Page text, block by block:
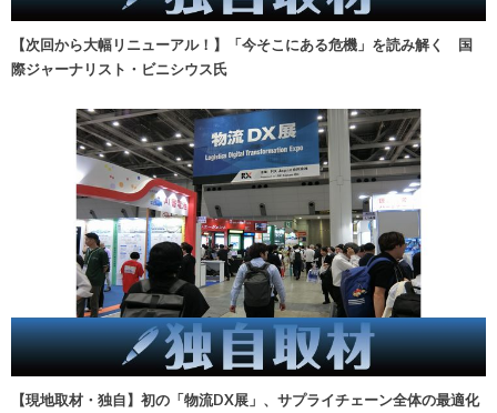
【次回から大幅リニューアル！】「今そこにある危機」を読み解く 国
際ジャーナリスト・ビニシウス氏
【現地取材・独自】初の「物流DX展」、サプライチェーン全体の最適化